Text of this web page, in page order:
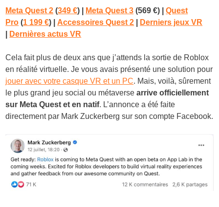
Meta Quest 2 (349 €) Meta Quest 3 (569 €) |Quest
Pro (1 199 €) | Accessoires Quest 2
Derniers jeux VR
Dernières actus VR
Cela fait plus de deux ans que j’attends la sortie de Roblox
en réalité virtuelle. Je vous avais présenté une solution pour
jouer avec votre casque VR et un PC. Mais, voilà, sûrement
le plus grand jeu social ou métaversearrive officiellement
sur Meta Quest et en natif. L’annonce a été faite
directement par Mark Zuckerberg sur son compte Facebook.